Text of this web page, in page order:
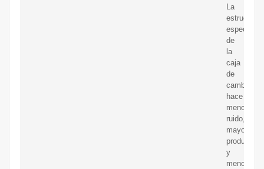
La
estructura
especial
de
la
caja
de
cambios
hace
menos
ruido,
mayor
producción
y
menos